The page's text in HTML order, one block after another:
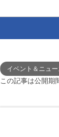
イベント＆ニュー
この記事は公開期